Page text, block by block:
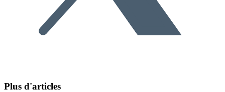
Plus d'articles